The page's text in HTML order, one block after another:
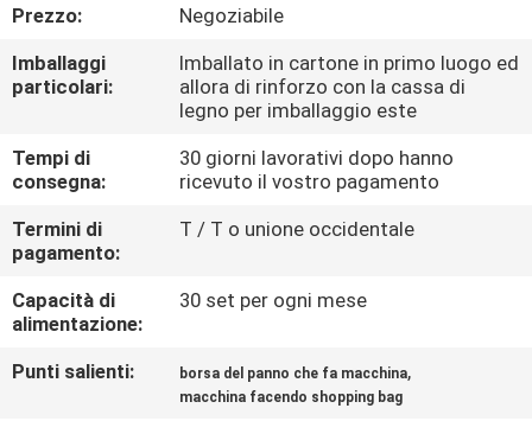
CONTROLLO
DI
QUALITÀ
CONTATTICI
RICHIEDA
UNA
CITAZIONE
Prezzo:
Negoziabile
Imballaggi
particolari:
Imballato in cartone in primo luogo ed
allora di rinforzo con la cassa di
legno per imballaggio este
Tempi di
consegna:
30 giorni lavorativi dopo hanno
ricevuto il vostro pagamento
Termini di
pagamento:
T / T o unione occidentale
Capacità di
alimentazione:
30 set per ogni mese
Punti salienti: borsa del panno che fa macchina,
macchina facendo shopping bag